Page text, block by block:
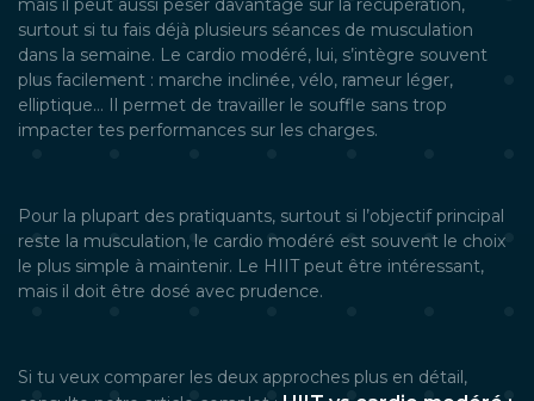
mais il peut aussi peser davantage sur la récupération,
surtout si tu fais déjà plusieurs séances de musculation
dans la semaine. Le cardio modéré, lui, s’intègre souvent
plus facilement : marche inclinée, vélo, rameur léger,
elliptique… Il permet de travailler le souffle sans trop
impacter tes performances sur les charges.
Pour la plupart des pratiquants, surtout si l’objectif principal
reste la musculation, le cardio modéré est souvent le choix
le plus simple à maintenir. Le HIIT peut être intéressant,
mais il doit être dosé avec prudence.
Si tu veux comparer les deux approches plus en détail,